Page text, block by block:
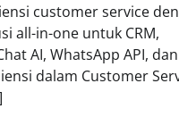
customer service
all-in-one untuk CRM,
AI, WhatsApp API,
dalam Customer